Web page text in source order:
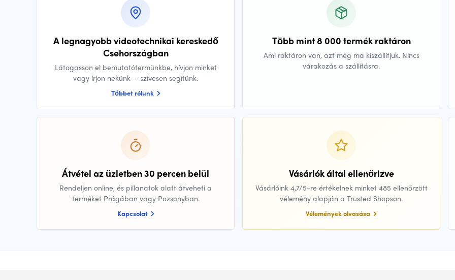
A legnagyobb videotechnikai kereskedő
Csehországban
Látogasson el bemutatótermünkbe, hívjon minket
vagy írjon nekünk — szívesen segítünk.
Többet rólunk
Több mint 8 000 termék raktáron
Ami raktáron van, azt még ma kiszállítjuk. Nincs
várakozás a szállításra.
Átvétel az üzletben 30 percen belül
Rendeljen online, és pillanatok alatt átveheti a
terméket Prágában vagy Pozsonyban.
Kapcsolat
Vásárlók által ellenőrizve
Vásárlóink 4,7/5-re értékelnek minket 485 ellenőrzött
vélemény alapján a Trusted Shopson.
Vélemények olvasása